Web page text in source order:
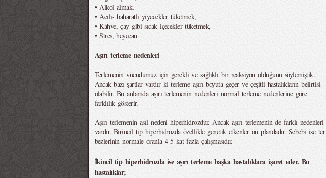
• Alkol almak,
• Acılı- baharatlı yiyecekler tüketmek,
• Kahve, çay gibi sıcak içecekler tüketmek,
• Stres, heyecan
Aşırı terleme nedenleri
Terlemenin vücudumuz için gerekli ve sağlıklı bir reaksiyon olduğunu söylemiştik.
Ancak bazı şartlar vardır ki terleme aşırı boyuta geçer ve çeşitli hastalıkların belirtisi
olabilir. Bu anlamda aşırı terlemenin nedenleri normal terleme nedenlerine göre
farklılık gösterir.
Aşırı terlemenin asıl nedeni hiperhidrozdur. Ancak aşırı terlemenin de farklı nedenleri
vardır. Birincil tip hiperhidrozda özellikle genetik etkenler ön plandadır. Sebebi ise ter
bezlerinin normale oranla 4-5 kat fazla çalışmasıdır.
İkincil tip hiperhidrozda ise aşırı terleme başka hastalıklara işaret eder. Bu
hastalıklar;